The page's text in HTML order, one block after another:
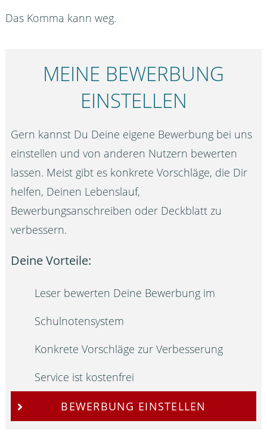
Das Komma kann weg.
MEINE BEWERBUNG
EINSTELLEN
Gern kannst Du Deine eigene Bewerbung bei uns
einstellen und von anderen Nutzern bewerten
lassen. Meist gibt es konkrete Vorschläge, die Dir
helfen, Deinen Lebenslauf,
Bewerbungsanschreiben oder Deckblatt zu
verbessern.
Deine Vorteile:
Leser bewerten Deine Bewerbung im
Schulnotensystem
Konkrete Vorschläge zur Verbesserung
Service ist kostenfrei
BEWERBUNG EINSTELLEN